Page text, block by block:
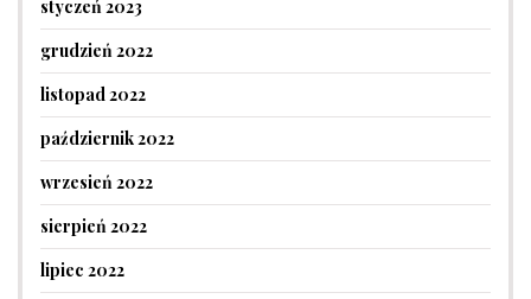
styczeń 2023
grudzień 2022
listopad 2022
październik 2022
wrzesień 2022
sierpień 2022
lipiec 2022